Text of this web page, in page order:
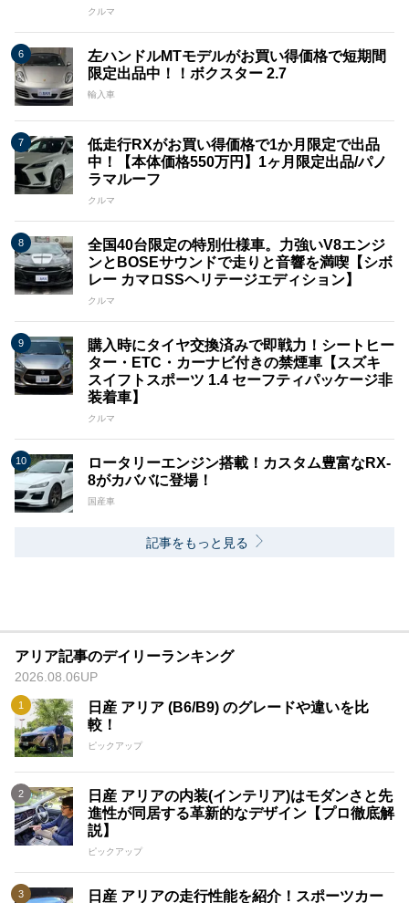
クルマ
左ハンドルMTモデルがお買い得価格で短期間
限定出品中！！ボクスター 2.7
輸入車
低走行RXがお買い得価格で1か月限定で出品
中！【本体価格550万円】1ヶ月限定出品/パノ
ラマルーフ
クルマ
全国40台限定の特別仕様車。力強いV8エンジ
ンとBOSEサウンドで走りと音響を満喫【シボ
レー カマロSSヘリテージエディション】
クルマ
購入時にタイヤ交換済みで即戦力！シートヒー
ター・ETC・カーナビ付きの禁煙車【スズキ
スイフトスポーツ 1.4 セーフティパッケージ非
装着車】
クルマ
ロータリーエンジン搭載！カスタム豊富なRX-
8がカババに登場！
国産車
記事をもっと見る
アリア記事のデイリーランキング
2026.08.06UP
日産 アリア (B6/B9) のグレードや違いを比
較！
ピックアップ
日産 アリアの内装(インテリア)はモダンさと先
進性が同居する革新的なデザイン【プロ徹底解
説】
ピックアップ
日産 アリアの走行性能を紹介！スポーツカー